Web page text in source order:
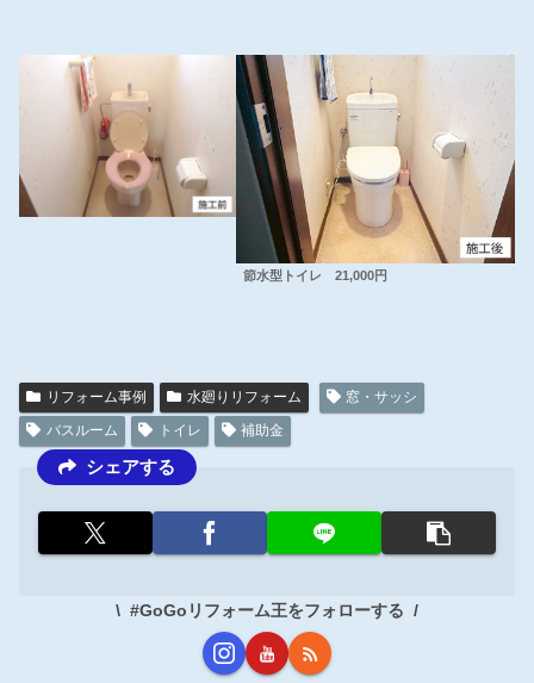
節水型トイレ 21,000円
リフォーム事例 水廻りリフォーム
窓・サッシ
バスルーム
トイレ 補助金
シェアする
#GoGoリフォーム王をフォローする